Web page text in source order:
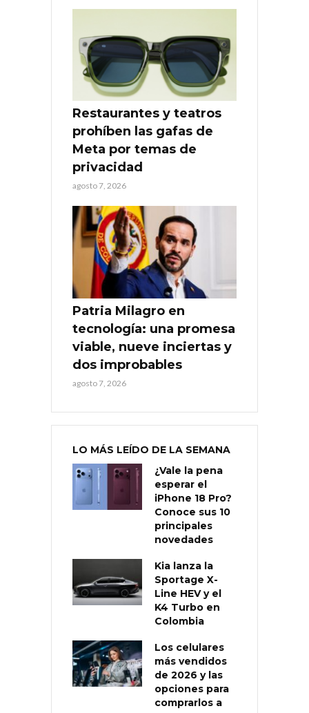
Restaurantes y teatros
prohíben las gafas de
Meta por temas de
privacidad
agosto 7, 2026
Patria Milagro en
tecnología: una promesa
viable, nueve inciertas y
dos improbables
agosto 7, 2026
LO MÁS LEÍDO DE LA SEMANA
¿Vale la pena
esperar el
iPhone 18 Pro?
Conoce sus 10
principales
novedades
Kia lanza la
Sportage X-
Line HEV y el
K4 Turbo en
Colombia
Los celulares
más vendidos
de 2026 y las
opciones para
comprarlos a